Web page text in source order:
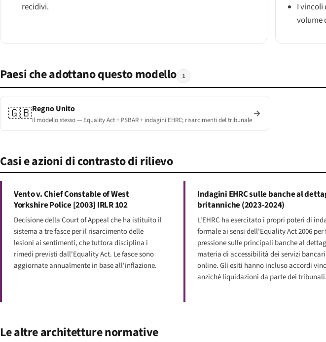
recidivi.
I vincoli
volume
Paesi che adottano questo modello 1
🇬🇧Regno Unito
Il modello stesso — Equality Act + PSBAR + indagini EHRC; risarcimenti del tribunale
→
Casi e azioni di contrasto di rilievo
Vento v. Chief Constable of West
Yorkshire Police [2003] IRLR 102
Decisione della Court of Appeal che ha istituito il
sistema a tre fasce per il risarcimento delle
lesioni ai sentimenti, che tuttora disciplina i
rimedi previsti dall'Equality Act. Le fasce sono
aggiornate annualmente in base all'inflazione.
Indagini EHRC sulle banche al
britanniche (2023-2024)
L'EHRC ha esercitato i propri poteri di
formale ai sensi dell'Equality Act 2006 per
pressione sulle principali banche al
materia di accessibilità dei servizi bancari
online. Gli esiti hanno incluso accordi
anziché liquidazioni da parte dei tribunali.
Le altre architetture normative